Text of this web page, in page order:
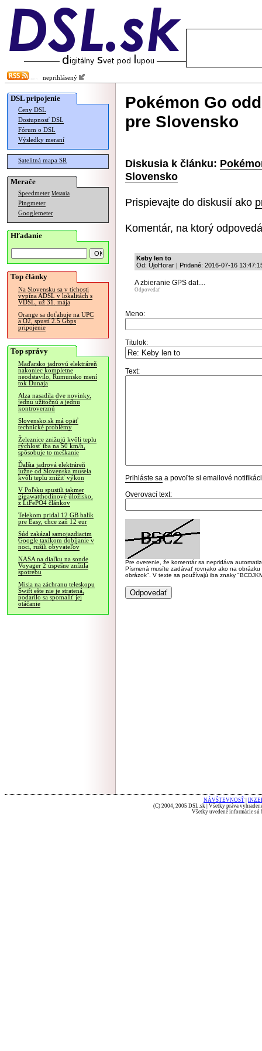
neprihlásený
DSL pripojenie
Ceny DSL
Dostupnosť DSL
Fórum o DSL
Výsledky meraní
Satelitná mapa SR
Merače
Speedmeter Merania
Pingmeter
Googlemeter
Hľadanie
Top články
Na Slovensku sa v tichosti
vypína ADSL v lokalitách s
VDSL, už 31. mája
Orange sa doťahuje na UPC
a O2, spustí 2.5 Gbps
pripojenie
Top správy
Maďarsko jadrovú elektráreň
nakoniec kompletne
neodstavilo, Rumunsko mení
tok Dunaja
Alza nasadila dve novinky,
jednu užitočnú a jednu
kontroverznú
Slovensko.sk má opäť
technické problémy
Železnice znižujú kvôli teplu
rýchlosť iba na 50 km/h,
spôsobuje to meškanie
Ďalšia jadrová elektráreň
južne od Slovenska musela
kvôli teplu znížiť výkon
V Poľsku spustili takmer
gigawatthodinové úložisko,
z LiFePO4 článkov
Telekom pridal 12 GB balík
pre Easy, chce zaň 12 eur
Súd zakázal samojazdiacim
Google taxíkom dobíjanie v
noci, rušili obyvateľov
NASA na diaľku na sonde
Voyager 2 úspešne znížila
spotrebu
Misia na záchranu teleskopu
Swift ešte nie je stratená,
podarilo sa spomaliť jej
otáčanie
Pokémon Go
pre Slovensko
Diskusia k článku:
Slovensko
Prispievajte do diskusií ako
Komentár, na ktorý
Keby len to
Od: UjoHorar | Pridané: 2016-07-16
A zbieranie GPS dat....
Odpovedať
Meno:
Titulok:
Text:
Prihláste sa a povoľte si emailové
Overovací text:
Pre overenie, že komentár sa nepridáva
Písmená musíte zadávať rovnako ako na
obrázok". V texte sa používajú iba znaky
NÁVŠTEVNOSŤ
(C) 2004, 2005 DSL.sk | Všetky práva
Všetky uvedené informácie sú